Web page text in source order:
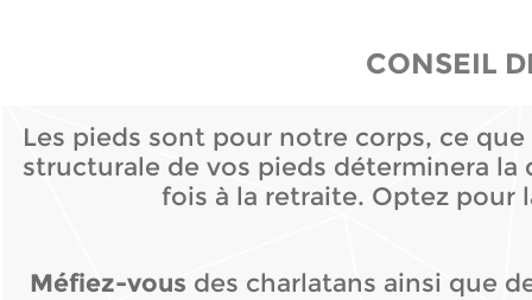
CONSEIL
Les pieds sont pour notre corps, ce
structurale de vos pieds déterminera
fois à la retraite. Optez pour
Méfiez-vous des charlatans ainsi que